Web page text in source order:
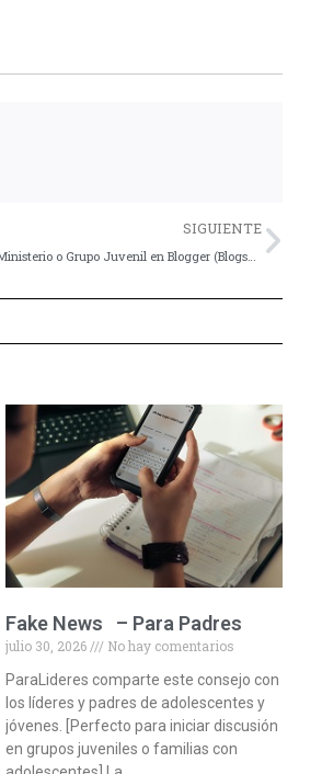
SIGUIENTE
Cómo crear un blog para tu Ministerio o Grupo Juvenil en Blogger (Blogspot)
Fake News – Para Padres
julio 30, 2026
No hay comentarios
ParaLideres comparte este consejo con
los líderes y padres de adolescentes y
jóvenes. [Perfecto para iniciar discusión
en grupos juveniles o familias con